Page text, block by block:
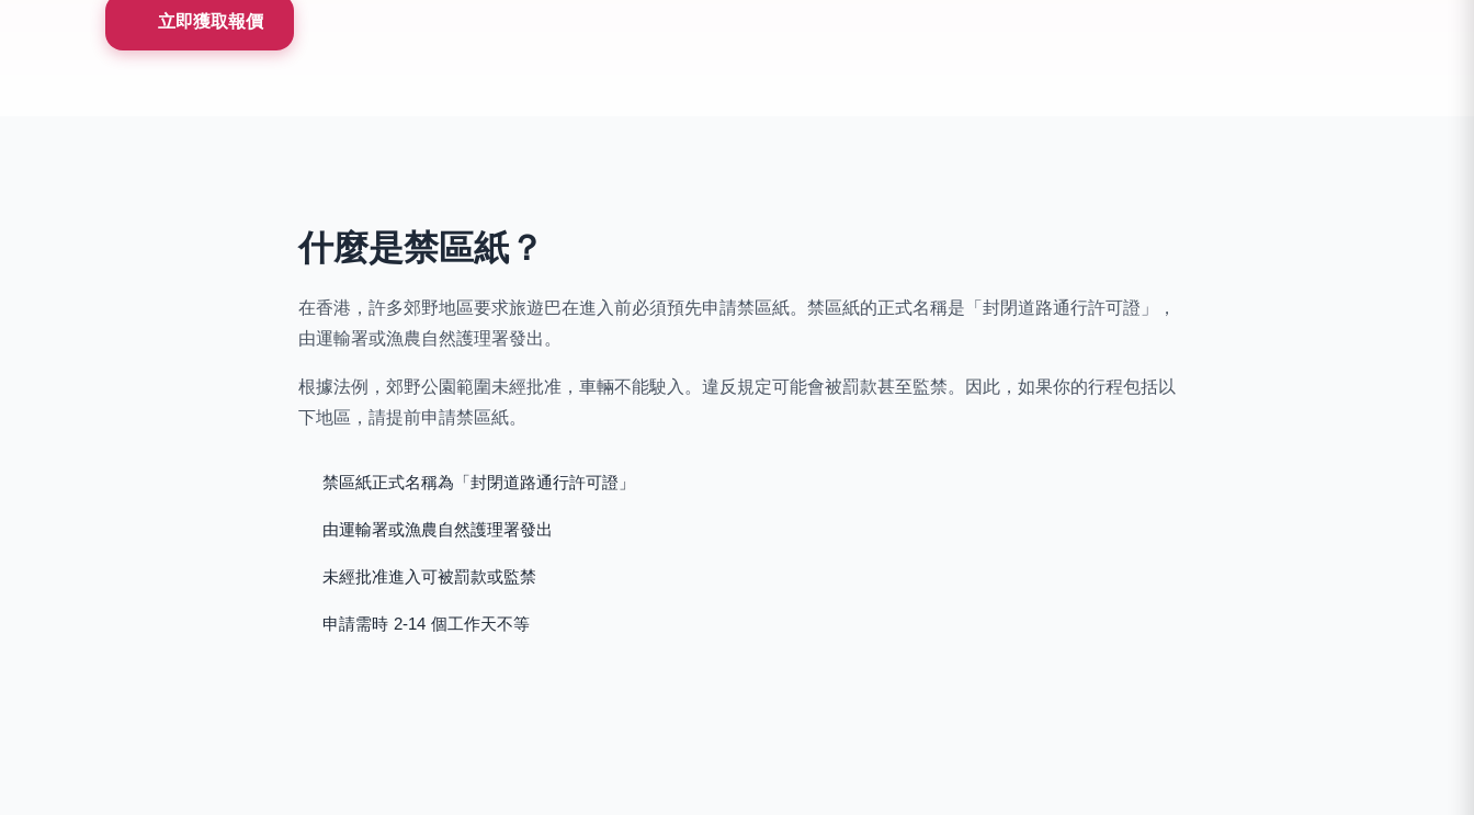
立即獲取報價
什麼是禁區紙？
在香港，許多郊野地區要求旅遊巴在進入前必須預先申請禁區紙。禁區紙的正式名稱是「封閉道路通行許可證」，
由運輸署或漁農自然護理署發出。
根據法例，郊野公園範圍未經批准，車輛不能駛入。違反規定可能會被罰款甚至監禁。因此，如果你的行程包括以
下地區，請提前申請禁區紙。
禁區紙正式名稱為「封閉道路通行許可證」
由運輸署或漁農自然護理署發出
未經批准進入可被罰款或監禁
申請需時 2-14 個工作天不等